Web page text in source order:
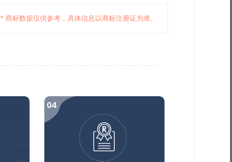
* 商标数据仅供参考，具体信息以商标注册证为准。